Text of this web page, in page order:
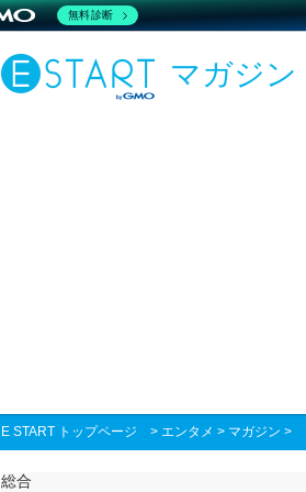
マガジン
E START トップページ > エンタメ > マガジン >
総合
無料診断